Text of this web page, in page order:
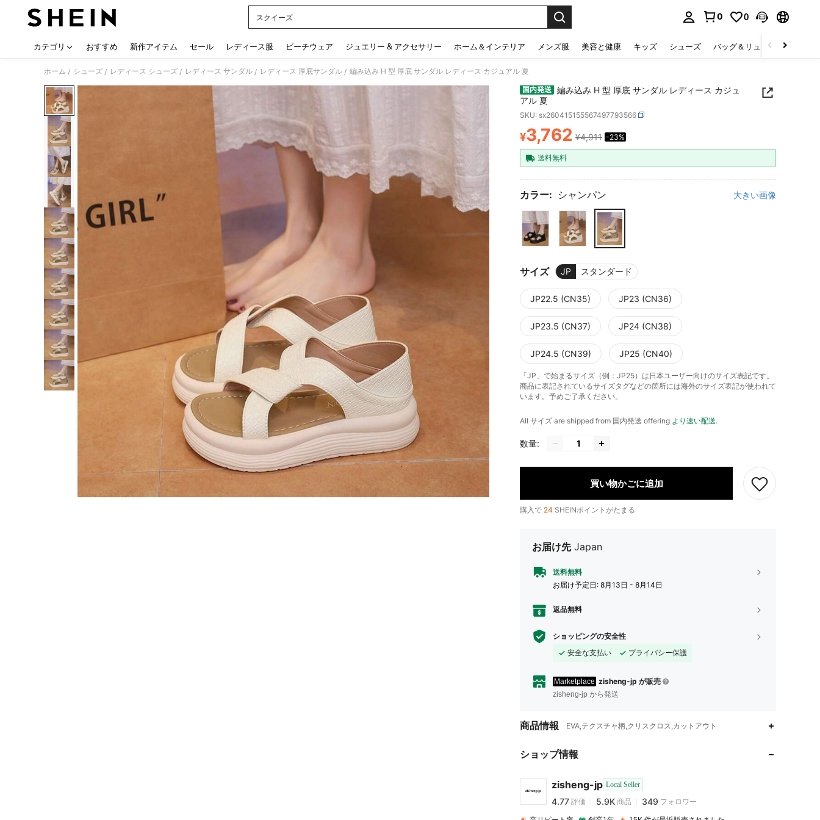
スクイーズ
0 0
カテゴリ おすすめ 新作アイテム セール レディース服 ビーチウェア ジュエリー & アクセサリー ホーム＆インテリア メンズ服 美容と健康 キッズ シューズ バッグ＆リュック
ホーム / シューズ / レディース シューズ / レディース サンダル / レディース 厚底サンダル / 編み込み H 型 厚底 サンダル レディース カジュアル 夏
国内発送 編み込み H 型 厚底 サンダル レディース カジュ
アル 夏
SKU: sx260415155567497793566
PRICE AND AVAILABILITY
¥3,762 ¥4,911 -23%
送料無料
カラー: シャンパン 大きい画像
サイズ JP スタンダード
JP22.5 (CN35) JP23 (CN36)
JP23.5 (CN37) JP24 (CN38)
JP24.5 (CN39) JP25 (CN40)
「JP」で始まるサイズ（例：JP25）は日本ユーザー向けのサイズ表記です。
商品に表記されているサイズタグなどの箇所には海外のサイズ表記が使われて
います。予めご了承ください。
All サイズ are shipped from 国内発送 offering より速い配送.
数量:
買い物かごに追加
購入で 24 SHEINポイントがたまる
お届け先 Japan
送料無料
お届け予定日: 8月13日 - 8月14日
返品無料
ショッピングの安全性
安全な支払い
プライバシー保護
Marketplace zisheng-jp が販売
zisheng-jp から発送
商品情報 EVA,テクスチャ柄,クリスクロス,カットアウト
ショップ情報
zisheng-jp Local Seller
4.77
4.77
評価 5.9K商品 349
k***3 は1日前に購入しました